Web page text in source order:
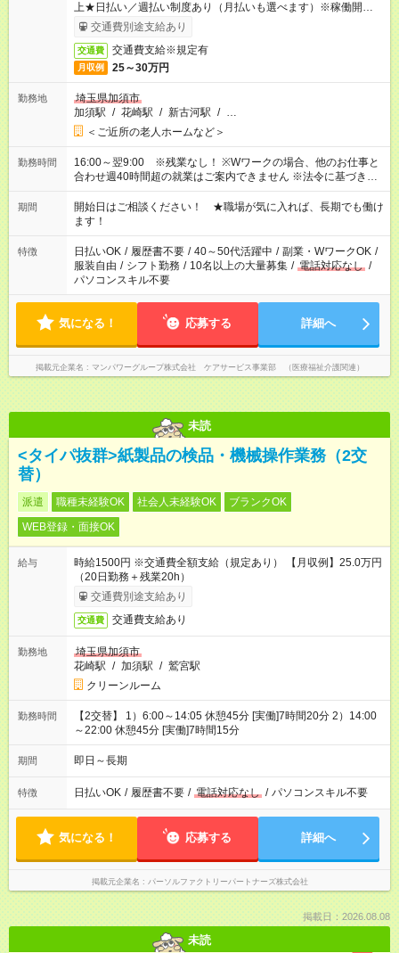
上★日払い／週払い制度あり（月払いも選べます）※稼働開始時
は手続き完了次第のお支払いとなります。
交通費別途支給あり
交通費 交通費支給※規定有
月収例 25～30万円
勤務地
埼玉県加須市
加須駅 / 花崎駅 / 新古河駅 / …
＜ご近所の老人ホームなど＞
勤務時間
16:00～翌9:00 ※残業なし！ ※Wワークの場合、他のお仕事と
合わせ週40時間超の就業はご案内できません ※法令に基づき、
週20時間以上勤務は社会保険への加入対象となります ※労働者
派遣法（日雇い派遣の原則禁止）により、短時間・短期間の就
業はご案内が難しい場合があります
期間
開始日はご相談ください！ ★職場が気に入れば、長期でも働け
ます！
特徴 日払いOK / 履歴書不要 / 40～50代活躍中 / 副業・WワークOK /
服装自由 / シフト勤務 / 10名以上の大量募集 / 電話対応なし /
パソコンスキル不要
気になる！ 応募する 詳細へ
掲載元企業名 マンパワーグループ株式会社 ケアサービス事業部 （医療福祉介護関連）
未読
<タイパ抜群>紙製品の検品・機械操作業務（2交
替）
派遣 職種未経験OK 社会人未経験OK
ブランクOK
WEB登録・面接OK
給与
時給1500円 ※交通費全額支給（規定あり） 【月収例】25.0万円
（20日勤務＋残業20h）
交通費別途支給あり
交通費 交通費支給あり
勤務地
埼玉県加須市
花崎駅 / 加須駅 / 鷲宮駅
クリーンルーム
勤務時間
【2交替】 1）6:00～14:05 休憩45分 [実働]7時間20分 2）14:00
～22:00 休憩45分 [実働]7時間15分
期間 即日～長期
特徴 日払いOK / 履歴書不要 / 電話対応なし / パソコンスキル不要
気になる！ 応募する 詳細へ
掲載元企業名 パーソルファクトリーパートナーズ株式会社
掲載日：2026.08.08
未読